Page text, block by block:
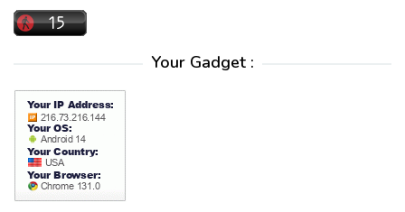
Your Gadget :